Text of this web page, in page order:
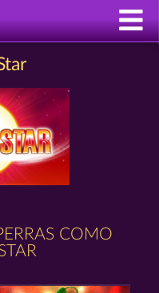
COMO